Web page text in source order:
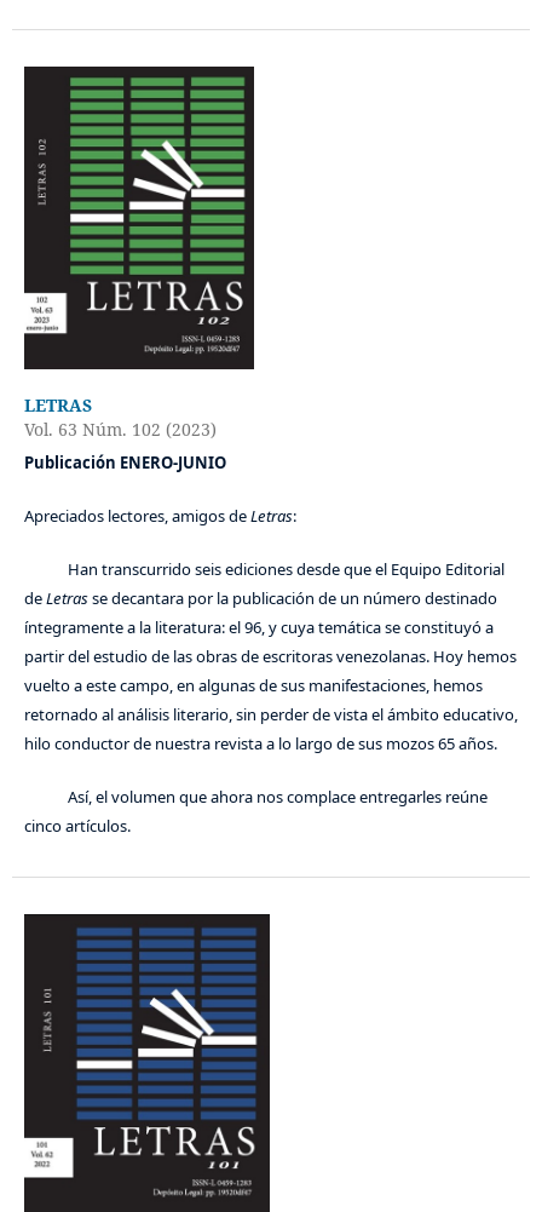
LETRAS
Vol. 63 Núm. 102 (2023)
Publicación ENERO-JUNIO
Apreciados lectores, amigos deLetras:
Han transcurrido seis ediciones desde que el Equipo Editorial
deLetrasse decantara por la publicación de un número destinado
íntegramente a la literatura: el 96, y cuya temática se constituyó a
partir del estudio de las obras de escritoras venezolanas. Hoy hemos
vuelto a este campo, en algunas de sus manifestaciones, hemos
retornado al análisis literario, sin perder de vista el ámbito educativo,
hilo conductor de nuestra revista a lo largo de sus mozos 65 años.
Así, el volumen que ahora nos complace entregarles reúne
cinco artículos.